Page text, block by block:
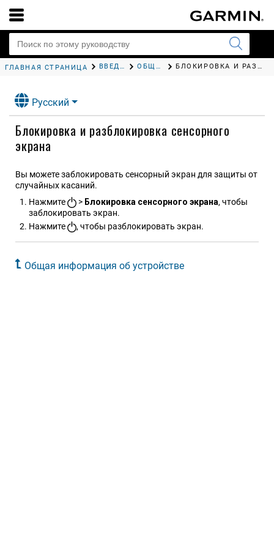
ГЛАВНАЯ СТРАНИЦА ВВЕДЕНИЕ ОБЩАЯ ИНФОРМАЦИЯ ОБ УСТРОЙСТВЕ БЛОКИРОВКА И РАЗБЛОКИРОВКА СЕНСОРНОГО ЭКРАНА
Русский
Блокировка и разблокировка сенсорного
экрана
Вы можете заблокировать сенсорный экран для защиты от
случайных касаний.
Нажмите
> Блокировка сенсорного экрана, чтобы
заблокировать экран.
Нажмите
, чтобы разблокировать экран.
Общая информация об устройстве